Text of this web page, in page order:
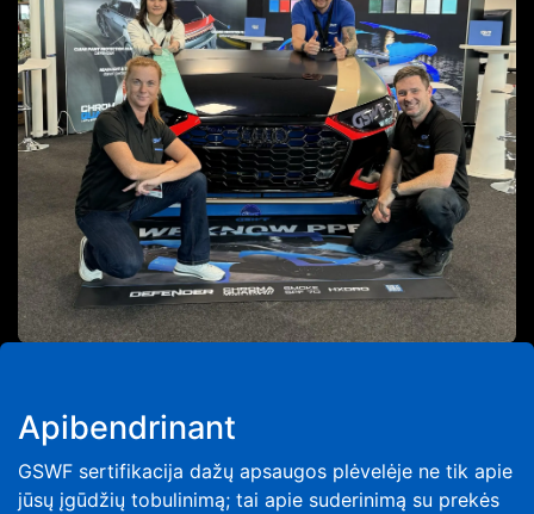
Apibendrinant
GSWF sertifikacija dažų apsaugos plėvelėje ne tik apie
jūsų įgūdžių tobulinimą; tai apie suderinimą su prekės